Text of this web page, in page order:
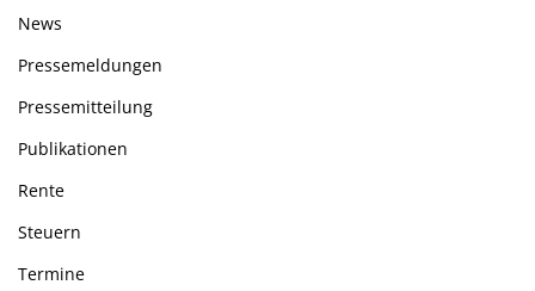
News
Pressemeldungen
Pressemitteilung
Publikationen
Rente
Steuern
Termine